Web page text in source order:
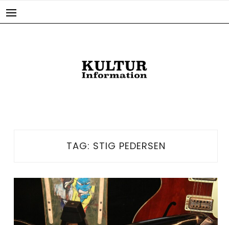
TAG: STIG PEDERSEN